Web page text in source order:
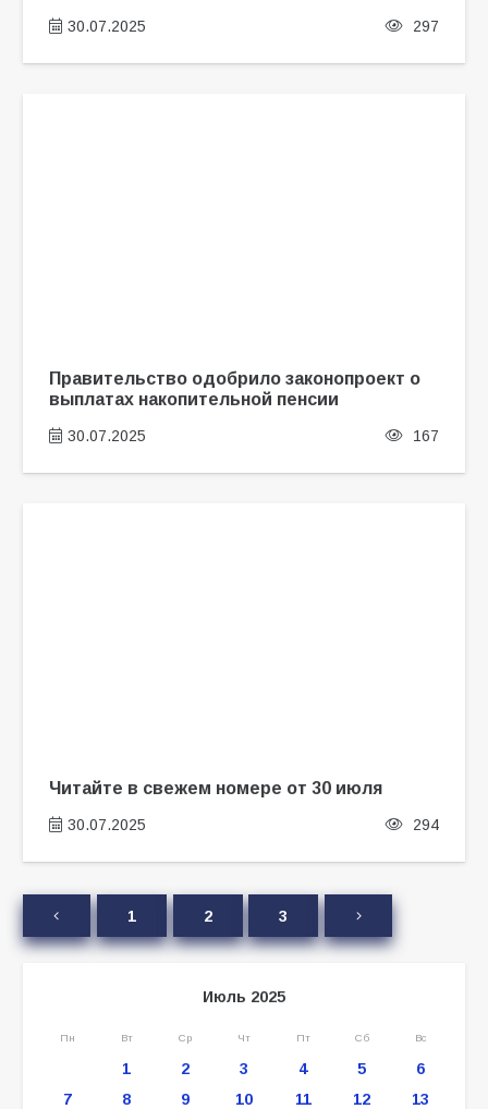
30.07.2025 297
Правительство одобрило законопроект о
выплатах накопительной пенсии
30.07.2025 167
Читайте в свежем номере от 30 июля
30.07.2025 294
1 2 3
Июль 2025
Пн Вт Ср Чт Пт Сб Вс
1 2 3 4 5
6
7
8 9 10 11 12
13